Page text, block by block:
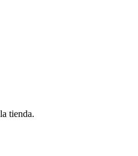
tienda.